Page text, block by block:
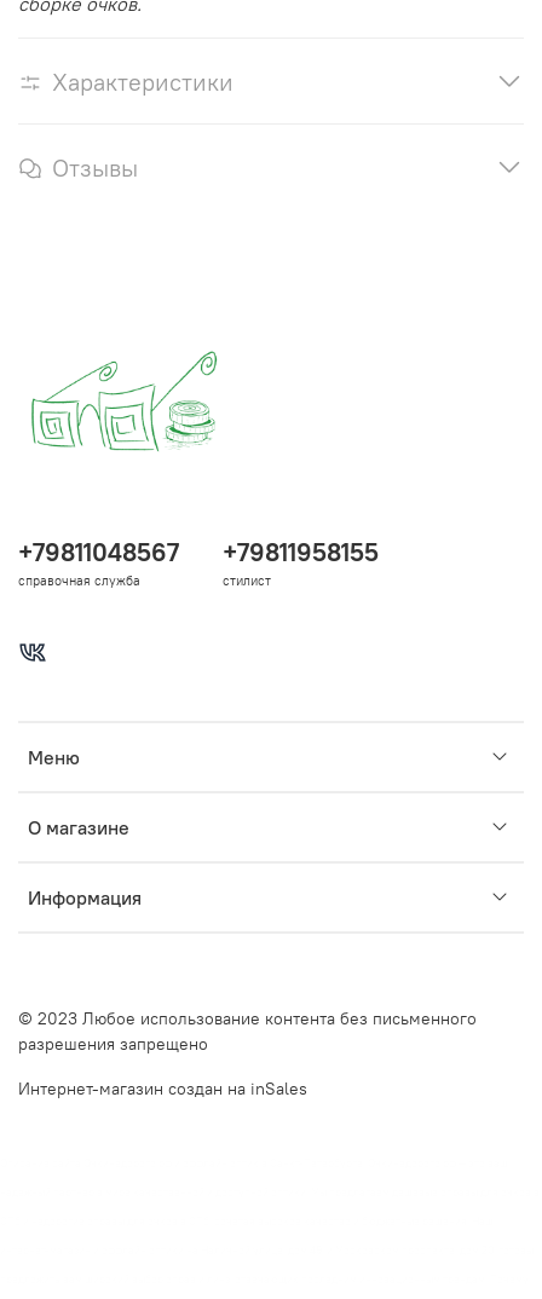
Характеристики
Отзывы
Меню
О магазине
Информация
+79811048567
справочная служба
+79811958155
стилист
© 2023 Любое использование контента без письменного
разрешения запрещено
Интернет-магазин создан на inSales